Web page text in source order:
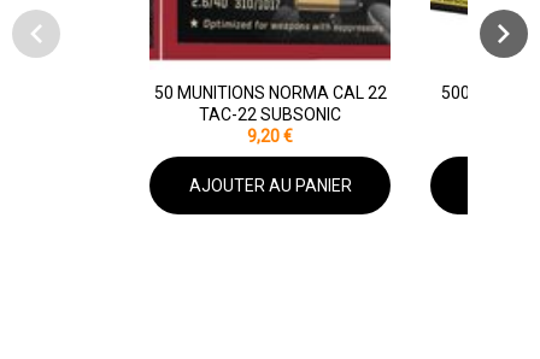
50 MUNITIONS NORMA CAL 22
TAC-22 SUBSONIC
9,20 €
500